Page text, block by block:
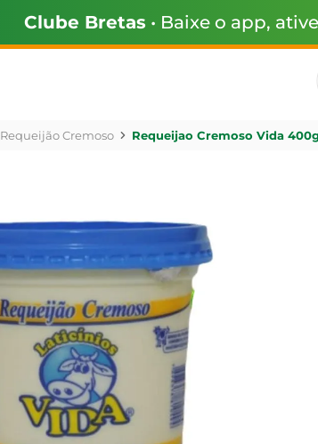
Clube Bretas • Baixe o app,
Requeijão Cremoso Requeijao Cremoso Vida